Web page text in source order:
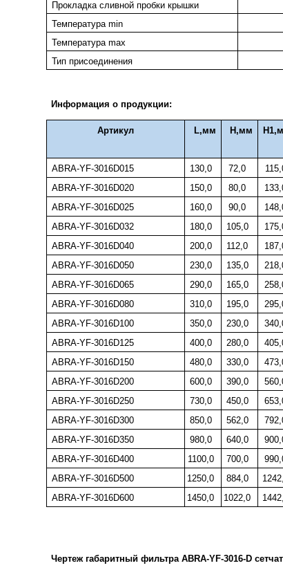
Прокладка сливной пробки крышки
Температура min
Температура max
Тип присоединения
Информация о продукции:
Артикул L,мм H ,мм H1
ABRA-YF-3016D015 130,0 72,0 115
ABRA-YF-3016D020
150,0 80,0 133
ABRA-YF-3016D025
160,0 90,0 148
ABRA-YF-3016D032
180,0 105,0 175
ABRA-YF-3016D040
200,0 112,0 187
ABRA-YF-3016D050
230,0 135,0 218
ABRA-YF-3016D065
290,0 165,0 258
ABRA-YF-3016D080
310,0 195,0 295
ABRA-YF-3016D100
350,0 230,0 340
ABRA-YF-3016D125
400,0 280,0 405
ABRA-YF-3016D150
480,0 330,0 473
ABRA-YF-3016D200
600,0 390,0 560
ABRA-YF-3016D250
730,0 450,0 653
ABRA-YF-3016D300
850,0 562,0 792
ABRA-YF-3016D350
980,0 640,0 900
ABRA-YF-3016D400
1100,0 700,0 990
ABRA-YF-3016D500
1250,0 884,0 1242
ABRA-YF-3016D600
1450,0 1022,0 1442
Чертеж габаритный фильтраABRA-YF-3016-D